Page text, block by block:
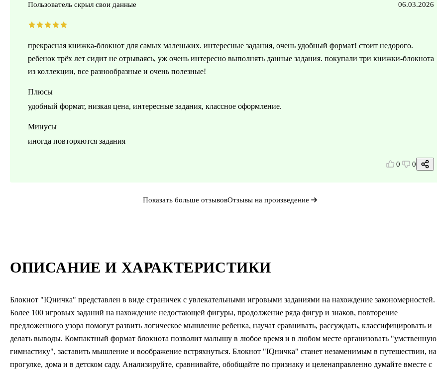
ОПИСАНИЕ И ХАРАКТЕРИСТИКИ
Блокнот "IQничка" представлен в виде страничек с увлекательными игровыми заданиями на нахождение закономерностей.
Более 100 игровых заданий на нахождение недостающей фигуры, продолжение ряда фигур и знаков, повторение
предложенного узора помогут развить логическое мышление ребенка, научат сравнивать, рассуждать, классифицировать и
делать выводы. Компактный формат блокнота позволит малышу в любое время и в любом месте организовать "умственную
гимнастику", заставить мышление и воображение встряхнуться. Блокнот "IQничка" станет незаменимым в путешествии, на
прогулке, дома и в детском саду. Анализируйте, сравнивайте, обобщайте по признаку и целенаправленно думайте вместе с
Пользователь скрыл свои данные 06.03.2026
прекрасная книжка-блокнот для самых маленьких. интересные задания, очень удобный формат! стоит недорого.
ребенок трёх лет сидит не отрываясь, уж очень интересно выполнять данные задания. покупали три книжки-блокнота
из коллекции, все разнообразные и очень полезные!
Плюсы
удобный формат, низкая цена, интересные задания, классное оформление.
Минусы
иногда повторяются задания
0 0
Показать больше отзывовОтзывы на произведение